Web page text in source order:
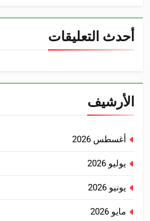
أحدث التعليقات
الأرشيف
أغسطس 2026
يوليو 2026
يونيو 2026
مايو 2026